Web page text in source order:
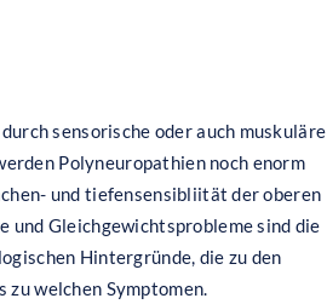
sensorische oder auch muskuläre
Polyneuropathien noch enorm
und tiefensensibliität der oberen
und Gleichgewichtsprobleme sind die
Hintergründe, die zu den
welchen Symptomen.